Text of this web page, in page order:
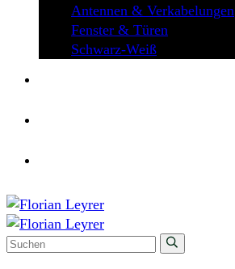
Antennen & Verkabelungen
Fenster & Türen
Schwarz-Weiß